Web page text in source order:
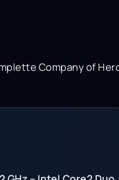
Company of